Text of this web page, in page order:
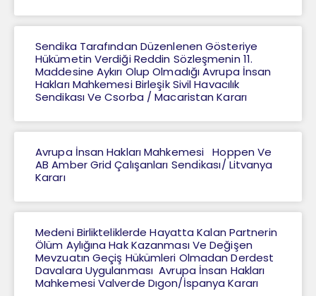
Sendika Tarafından Düzenlenen Gösteriye
Hükümetin Verdiği Reddin Sözleşmenin 11.
Maddesine Aykırı Olup Olmadığı Avrupa İnsan
Hakları Mahkemesi Birleşik Sivil Havacılık
Sendikası Ve Csorba / Macaristan Kararı
Avrupa İnsan Hakları Mahkemesi Hoppen Ve
AB Amber Grid Çalışanları Sendı̇kası/ Litvanya
Kararı
Medeni Birlikteliklerde Hayatta Kalan Partnerin
Ölüm Aylığına Hak Kazanması Ve Değişen
Mevzuatın Geçiş Hükümleri Olmadan Derdest
Davalara Uygulanması Avrupa İnsan Hakları
Mahkemesi Valverde Dıgon/İspanya Kararı